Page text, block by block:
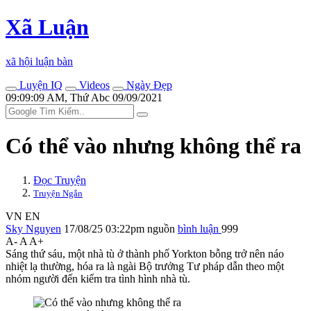
Xã Luận
xã hội luận bàn
Luyện IQ
Videos
Ngày Đẹp
09:09:09 AM, Thứ Abc 09/09/2021
Có thể vào nhưng không thể ra
Đọc Truyện
Truyện Ngắn
VN EN
Sky Nguyen 17/08/25 03:22pm nguồn bình luận 999
A- A A+
Sáng thứ sáu, một nhà tù ở thành phố Yorkton bỗng trở nên náo
nhiệt lạ thường, hóa ra là ngài Bộ trưởng Tư pháp dẫn theo một
nhóm người đến kiểm tra tình hình nhà tù.